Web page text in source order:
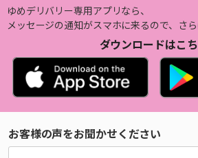
ゆめデリバリー専用アプリなら、
メッセージの通知がスマホに来るので、さら
ダウンロードはこ
お客様の声をお聞かせください